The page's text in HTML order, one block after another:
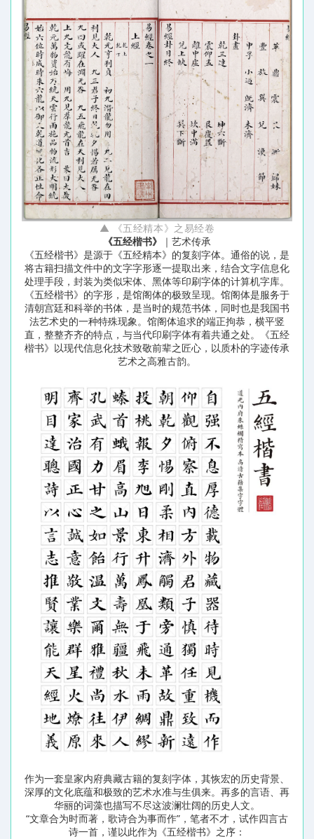
▲ 《五经精本》之易经卷
《五经楷书》
｜艺术传承
《五经楷书》是源于《五经精本》的复刻字体。通俗的说，是
将古籍扫描文件中的文字字形逐一提取出来，结合文字信息化
处理手段，封装为类似宋体、黑体等印刷字体的计算机字库。
《五经楷书》的字形，是馆阁体的极致呈现。馆阁体是服务于
清朝宫廷和科举的书体，是当时的规范书体，同时也是我国书
法艺术史的一种特殊现象。馆阁体追求的端正拘恭，横平竖
直，整整齐齐的特点，与当代印刷字体有着共通之处。《五经
楷书》以现代信息化技术致敬前辈之匠心，以质朴的字迹传承
艺术之高雅古韵。
作为一套皇家内府典藏古籍的复刻字体，其恢宏的历史背景、
深厚的文化底蕴和极致的艺术水准与生俱来。再多的言语、再
华丽的词藻也描写不尽这波澜壮阔的历史人文。
“文章合为时而著，歌诗合为事而作”，笔者不才，试作四言古
诗一首，谨以此作为《五经楷书》之序：